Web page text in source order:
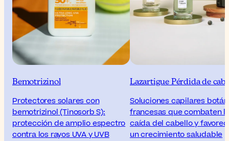
Bemotrizinol
Protectores solares con
bemotrizinol (Tinosorb S):
protección de amplio espectro
contra los rayos UVA y UVB
Lazartigue Pérdida de
Soluciones capilares
francesas que combaten
caída del cabello y
un crecimiento saludable